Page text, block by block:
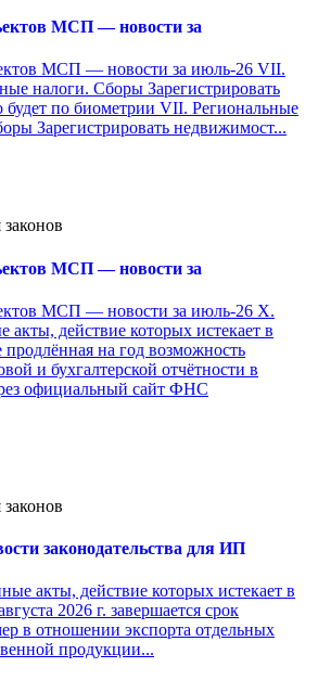
МСП — новости за
МСП — новости за июль-26 VII.
налоги. Сборы Зарегистрировать
по биометрии VII. Региональные
Зарегистрировать недвижимост...
МСП — новости за
МСП — новости за июль-26 X.
акты, действие которых истекает в
на год возможность
и бухгалтерской отчётности в
официальный сайт ФНС
законодательства для ИП
акты, действие которых истекает в
2026 г. завершается срок
в отношении экспорта отдельных
продукции...